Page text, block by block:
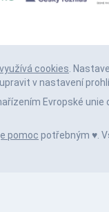
využívá cookies.
v nastavení
Evropské unie
pomoc potřebným ♥️.